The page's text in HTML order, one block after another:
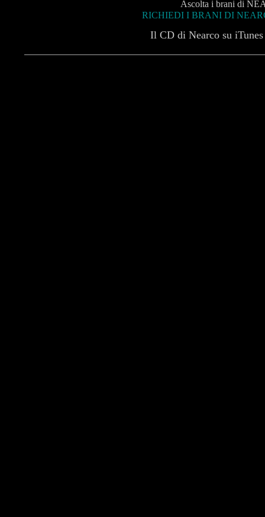
Ascolta i brani di
RICHIEDI I BRANI DI
Il CD di Nearco su